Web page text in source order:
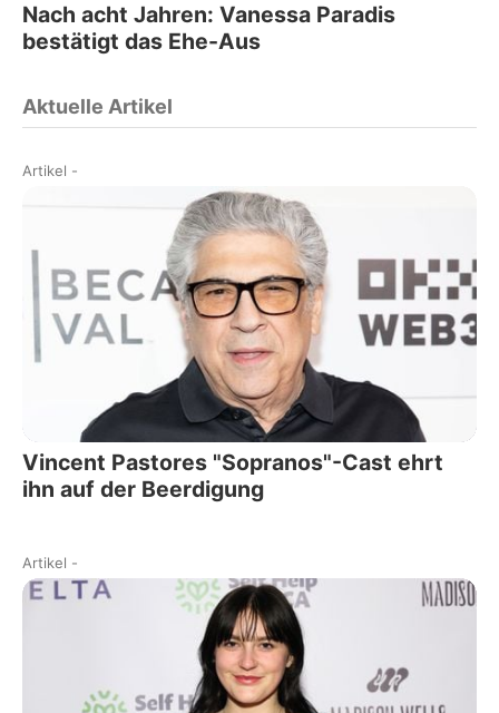
Nach acht Jahren: Vanessa Paradis
bestätigt das Ehe-Aus
Aktuelle Artikel
Artikel -
Vincent Pastores "Sopranos"-Cast ehrt
ihn auf der Beerdigung
Artikel -